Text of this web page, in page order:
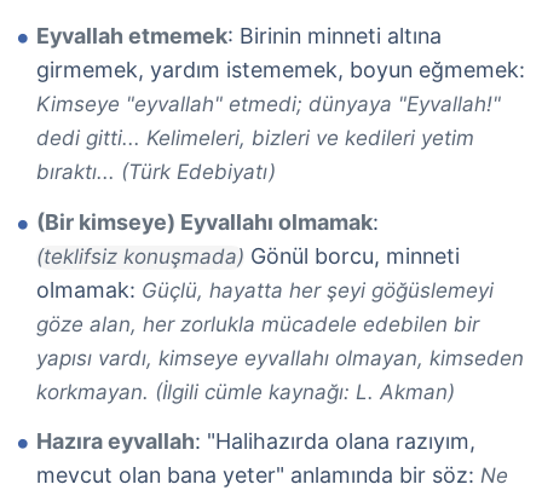
Eyvallah etmemek: Birinin minneti altına
girmemek, yardım istememek, boyun eğmemek:
Kimseye "eyvallah" etmedi; dünyaya "Eyvallah!"
dedi gitti... Kelimeleri, bizleri ve kedileri yetim
bıraktı... (Türk Edebiyatı)
(Bir kimseye) Eyvallahı olmamak:
(teklifsiz konuşmada) Gönül borcu, minneti
olmamak: Güçlü, hayatta her şeyi göğüslemeyi
göze alan, her zorlukla mücadele edebilen bir
yapısı vardı, kimseye eyvallahı olmayan, kimseden
korkmayan. (İlgili cümle kaynağı: L. Akman)
Hazıra eyvallah: "Halihazırda olana razıyım,
mevcut olan bana yeter" anlamında bir söz: Ne